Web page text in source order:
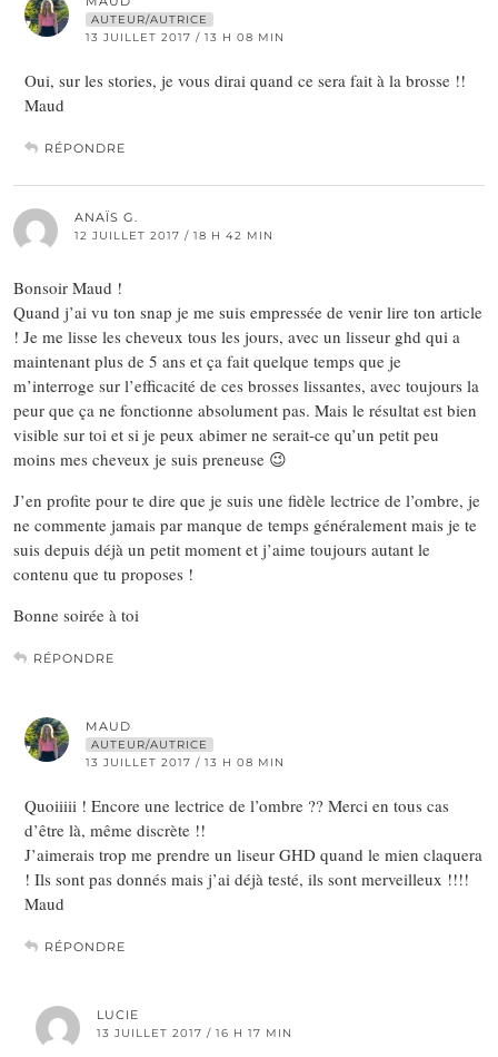
AUTEUR/AUTRICE
13 JUILLET 2017 / 13 H 08 MIN
Oui, sur les stories, je vous dirai quand ce sera fait à la brosse !!
Maud
RÉPONDRE
ANAÏS G.
12 JUILLET 2017 / 18 H 42 MIN
Bonsoir Maud !
Quand j’ai vu ton snap je me suis empressée de venir lire ton article
! Je me lisse les cheveux tous les jours, avec un lisseur ghd qui a
maintenant plus de 5 ans et ça fait quelque temps que je
m’interroge sur l’efficacité de ces brosses lissantes, avec toujours la
peur que ça ne fonctionne absolument pas. Mais le résultat est bien
visible sur toi et si je peux abimer ne serait-ce qu’un petit peu
moins mes cheveux je suis preneuse 😉
J’en profite pour te dire que je suis une fidèle lectrice de l’ombre, je
ne commente jamais par manque de temps généralement mais je te
suis depuis déjà un petit moment et j’aime toujours autant le
contenu que tu proposes !
Bonne soirée à toi
RÉPONDRE
MAUD
AUTEUR/AUTRICE
13 JUILLET 2017 / 13 H 08 MIN
Quoiiiii ! Encore une lectrice de l’ombre ?? Merci en tous cas
d’être là, même discrète !!
J’aimerais trop me prendre un liseur GHD quand le mien claquera
! Ils sont pas donnés mais j’ai déjà testé, ils sont merveilleux !!!!
Maud
RÉPONDRE
LUCIE
13 JUILLET 2017 / 16 H 17 MIN